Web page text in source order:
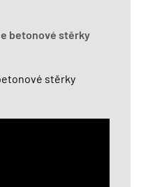
betonové stěrky
stěrky